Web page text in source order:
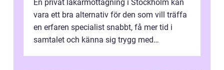
En privat läkarmottagning i Stockholm kan
vara ett bra alternativ för den som vill träffa
en erfaren specialist snabbt, få mer tid i
samtalet och känna sig trygg med